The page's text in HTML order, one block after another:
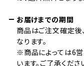
お届けまでの期間
商品はご注文確定後
なります。
※商品によっては6営
います。ご了承くださ